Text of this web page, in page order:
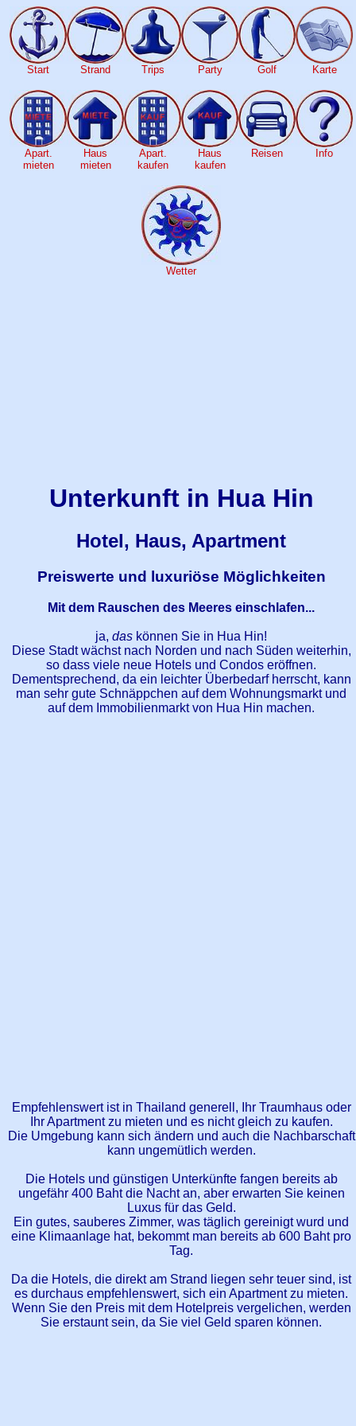
Start Strand Trips Party Golf Karte
Apart.
mieten
Haus
mieten
Apart.
kaufen
Haus
kaufen
Reisen Info
Wetter
Unterkunft in Hua Hin
Hotel, Haus, Apartment
Preiswerte und luxuriöse Möglichkeiten
Mit dem Rauschen des Meeres einschlafen...
ja, das können Sie in Hua Hin!
Diese Stadt wächst nach Norden und nach Süden weiterhin,
so dass viele neue Hotels und Condos eröffnen.
Dementsprechend, da ein leichter Überbedarf herrscht, kann
man sehr gute Schnäppchen auf dem Wohnungsmarkt und
auf dem Immobilienmarkt von Hua Hin machen.
Empfehlenswert ist in Thailand generell, Ihr Traumhaus oder
Ihr Apartment zu mieten und es nicht gleich zu kaufen.
Die Umgebung kann sich ändern und auch die Nachbarschaft
kann ungemütlich werden.
Die Hotels und günstigen Unterkünfte fangen bereits ab
ungefähr 400 Baht die Nacht an, aber erwarten Sie keinen
Luxus für das Geld.
Ein gutes, sauberes Zimmer, was täglich gereinigt wurd und
eine Klimaanlage hat, bekommt man bereits ab 600 Baht pro
Tag.
Da die Hotels, die direkt am Strand liegen sehr teuer sind, ist
es durchaus empfehlenswert, sich ein Apartment zu mieten.
Wenn Sie den Preis mit dem Hotelpreis vergelichen, werden
Sie erstaunt sein, da Sie viel Geld sparen können.